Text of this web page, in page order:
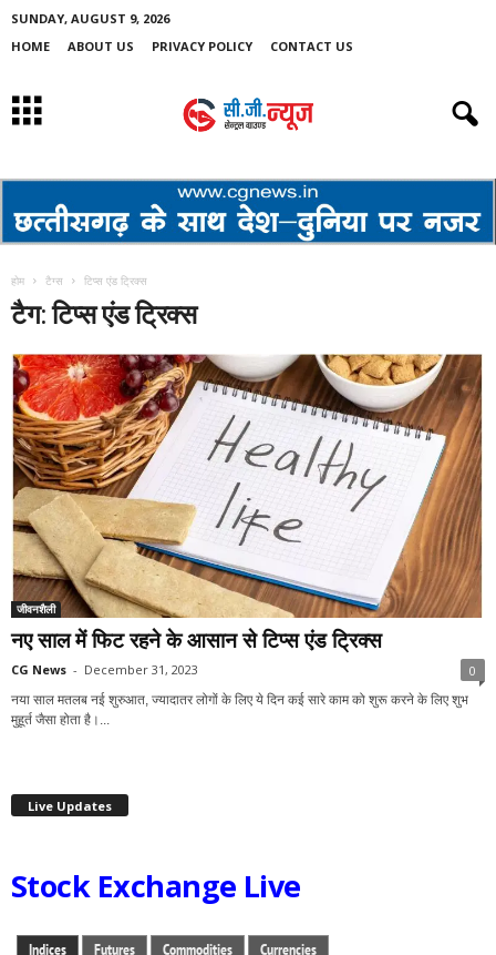
SUNDAY, AUGUST 9, 2026
HOME
ABOUT US PRIVACY POLICY CONTACT US
होम टैग्स टिप्स एंड ट्रिक्स
टैग: टिप्स एंड ट्रिक्स
जीवनशैली
नए साल में फिट रहने के आसान से टिप्स एंड ट्रिक्स
CG News - December 31, 2023 0
नया साल मतलब नई शुरुआत, ज्यादातर लोगों के लिए ये दिन कई सारे काम को शुरू करने के लिए शुभ
मुहूर्त जैसा होता है।...
Live Updates
Stock Exchange Live